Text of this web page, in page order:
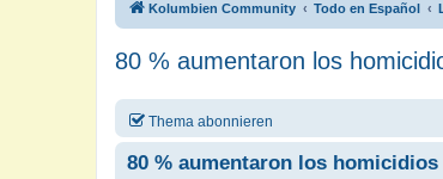
Kolumbien Community Todo en Español
80 % aumentaron los
Thema abonnieren
80 % aumentaron los